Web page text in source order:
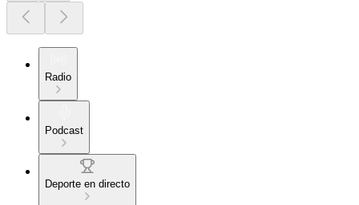
Radio
Podcast
Deporte en directo